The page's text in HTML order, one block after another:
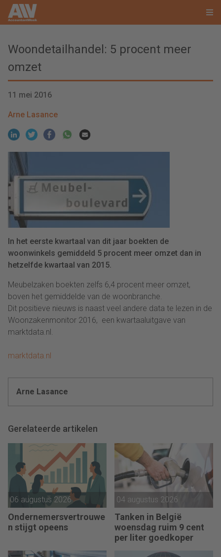
Woondetailhandel: 5 procent meer
omzet
11 mei 2016
Arne Lasance
In het eerste kwartaal van dit jaar boekten de
woonwinkels gemiddeld 5 procent meer omzet dan in
hetzelfde kwartaal van 2015.
Meubelzaken boekten zelfs 6,4 procent meer omzet,
boven het gemiddelde van de woonbranche.
Dit positieve nieuws is naast veel andere data te lezen in de
Woonzakenmonitor 2016, een kwartaaluitgave van
marktdata.nl.
marktdata.nl
Arne Lasance
Gerelateerde artikelen
06 augustus 2026
Ondernemersvertrouwe
n stijgt opeens
04 augustus 2026
Tanken in België
woensdag ruim 9 cent
per liter goedkoper